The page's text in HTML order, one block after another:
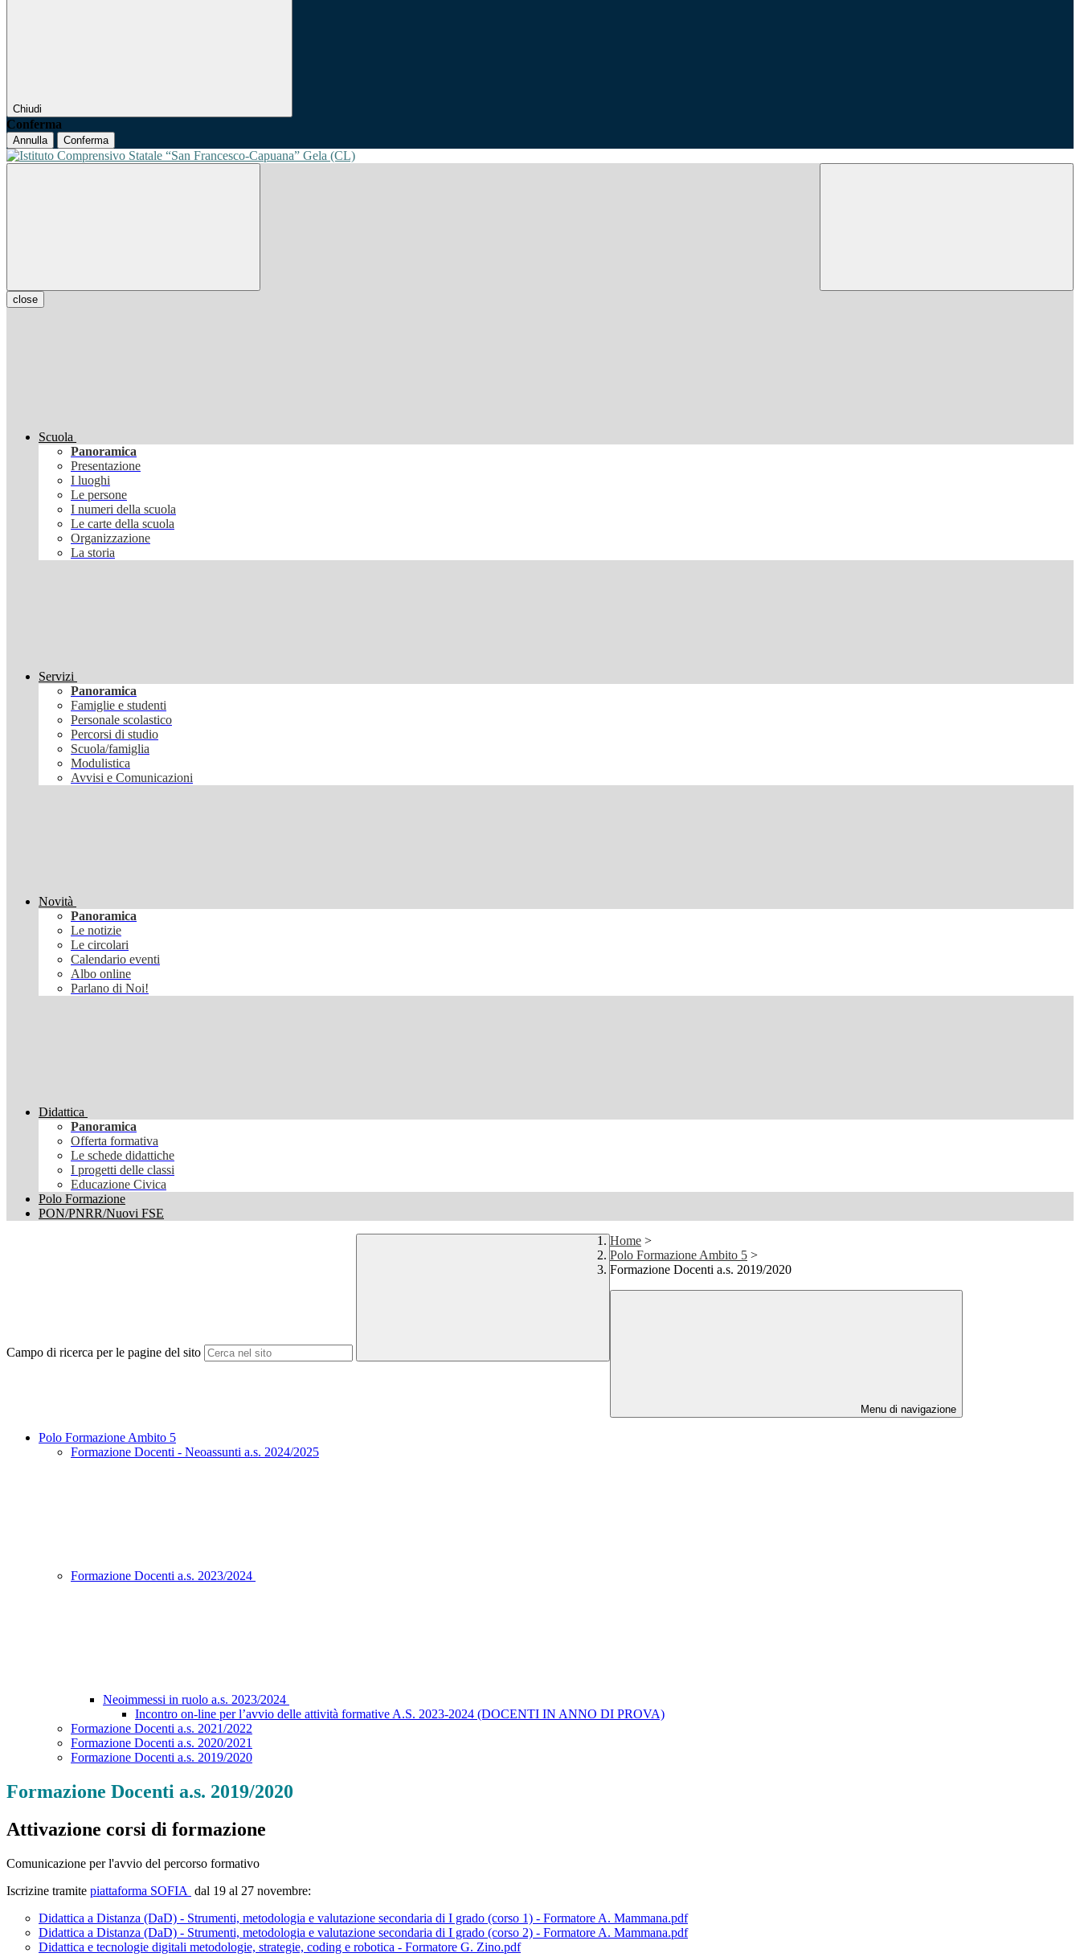
Chiudi
Conferma
Annulla Conferma
close
Scuola
Panoramica
Presentazione
I luoghi
Le persone
I numeri della scuola
Le carte della scuola
Organizzazione
La storia
Servizi
Panoramica
Famiglie e studenti
Personale scolastico
Percorsi di studio
Scuola/famiglia
Modulistica
Avvisi e Comunicazioni
Novità
Panoramica
Le notizie
Le circolari
Calendario eventi
Albo online
Parlano di Noi!
Didattica
Panoramica
Offerta formativa
Le schede didattiche
I progetti delle classi
Educazione Civica
Polo Formazione
PON/PNRR/Nuovi FSE
Campo di ricerca per le pagine del sito
Home >
Polo Formazione Ambito 5 >
Formazione Docenti a.s. 2019/2020
Menu di navigazione
Polo Formazione Ambito 5
Formazione Docenti - Neoassunti a.s. 2024/2025
Formazione Docenti a.s. 2023/2024
Neoimmessi in ruolo a.s. 2023/2024
Incontro on-line per l’avvio delle attività formative A.S. 2023-2024 (DOCENTI IN ANNO DI PROVA)
Formazione Docenti a.s. 2021/2022
Formazione Docenti a.s. 2020/2021
Formazione Docenti a.s. 2019/2020
Formazione Docenti a.s. 2019/2020
Attivazione corsi di formazione
Comunicazione per l'avvio del percorso formativo
Iscrizine tramite piattaforma SOFIA dal 19 al 27 novembre:
Didattica a Distanza (DaD) - Strumenti, metodologia e valutazione secondaria di I grado (corso 1) - Formatore A. Mammana.pdf
Didattica a Distanza (DaD) - Strumenti, metodologia e valutazione secondaria di I grado (corso 2) - Formatore A. Mammana.pdf
Didattica e tecnologie digitali metodologie, strategie, coding e robotica - Formatore G. Zino.pdf